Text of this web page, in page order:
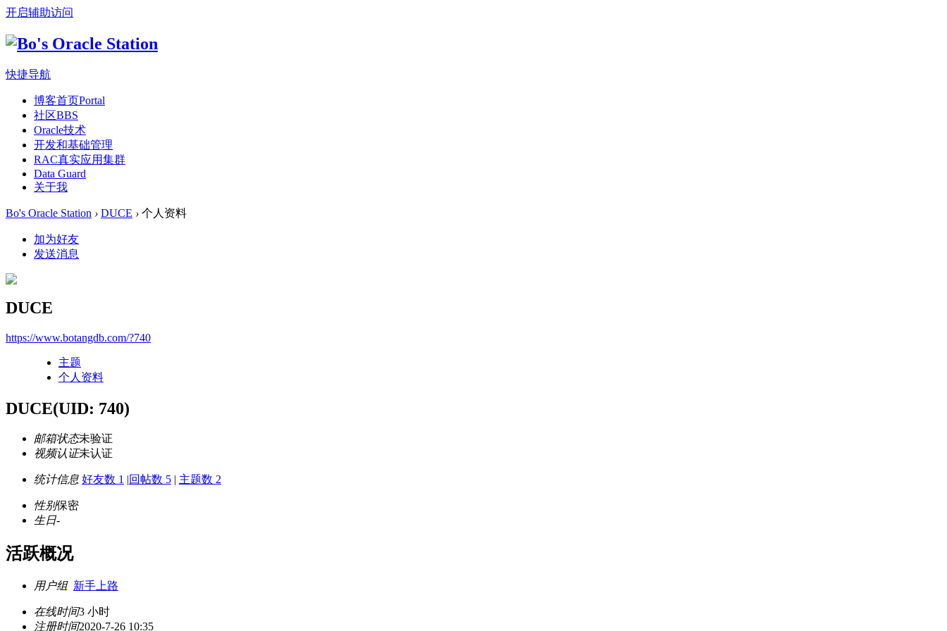
开启辅助访问
快捷导航
博客首页Portal
社区BBS
Oracle技术
开发和基础管理
RAC真实应用集群
Data Guard
关于我
Bo's Oracle Station › DUCE › 个人资料
加为好友
发送消息
DUCE
https://www.botangdb.com/?740
主题
个人资料
DUCE(UID: 740)
邮箱状态未验证
视频认证未认证
统计信息 好友数 1 |回帖数 5 | 主题数 2
性别保密
生日-
活跃概况
用户组 新手上路
在线时间3 小时
注册时间2020-7-26 10:35